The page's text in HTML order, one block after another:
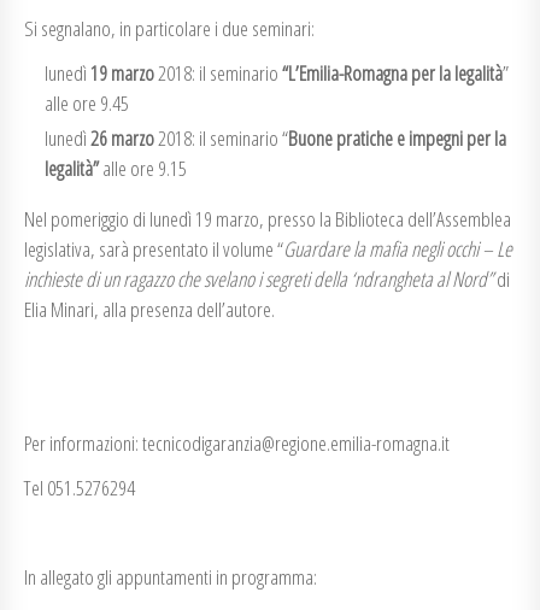
Si segnalano, in particolare i due seminari:
lunedì 19 marzo2018: il seminario“L’Emilia-Romagna per la legalità”
alle ore 9.45
lunedì26 marzo2018: il seminario “Buone pratiche e impegni per la
legalità”alle ore 9.15
Nel pomeriggio di lunedì 19 marzo, presso la Biblioteca dell’Assemblea
legislativa, sarà presentato il volume “Guardare la mafia negli occhi – Le
inchieste di un ragazzo che svelano i segreti della ‘ndrangheta al Nord”di
Elia Minari, alla presenza dell’autore.
Per informazioni: tecnicodigaranzia@regione.emilia-romagna.it
Tel 051.5276294
In allegato gli appuntamenti in programma: